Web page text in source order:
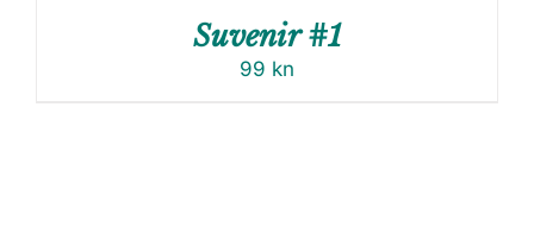
Suvenir #1
99 kn